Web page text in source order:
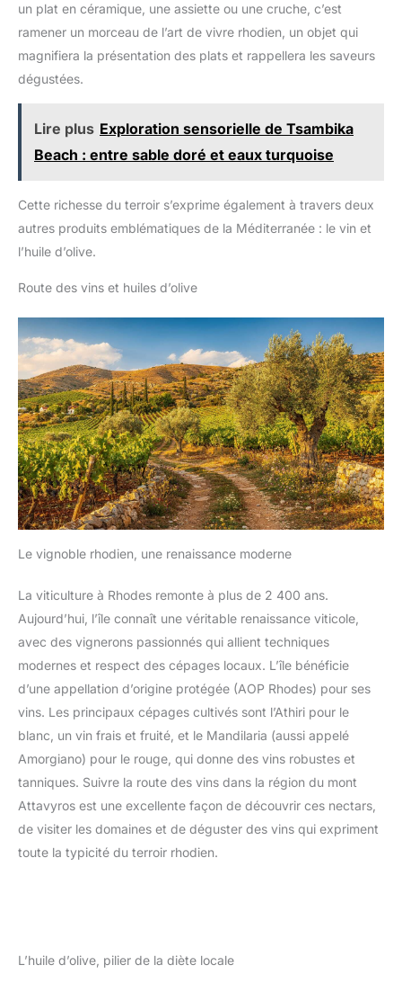
un plat en céramique, une assiette ou une cruche, c’est
ramener un morceau de l’art de vivre rhodien, un objet qui
magnifiera la présentation des plats et rappellera les saveurs
dégustées.
Lire plus Exploration sensorielle de Tsambika
Beach : entre sable doré et eaux turquoise
Cette richesse du terroir s’exprime également à travers deux
autres produits emblématiques de la Méditerranée : le vin et
l’huile d’olive.
Route des vins et huiles d’olive
Le vignoble rhodien, une renaissance moderne
La viticulture à Rhodes remonte à plus de 2 400 ans.
Aujourd’hui, l’île connaît une véritable renaissance viticole,
avec des vignerons passionnés qui allient techniques
modernes et respect des cépages locaux. L’île bénéficie
d’une appellation d’origine protégée (AOP Rhodes) pour ses
vins. Les principaux cépages cultivés sont l’Athiri pour le
blanc, un vin frais et fruité, et le Mandilaria (aussi appelé
Amorgiano) pour le rouge, qui donne des vins robustes et
tanniques. Suivre la route des vins dans la région du mont
Attavyros est une excellente façon de découvrir ces nectars,
de visiter les domaines et de déguster des vins qui expriment
toute la typicité du terroir rhodien.
L’huile d’olive, pilier de la diète locale